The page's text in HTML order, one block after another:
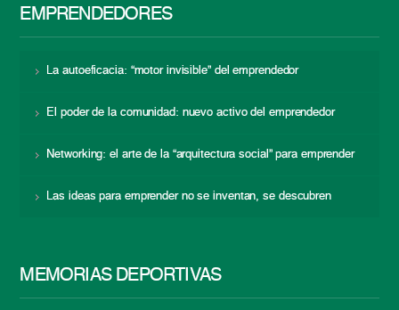
EMPRENDEDORES
La autoeficacia: “motor invisible” del emprendedor
El poder de la comunidad: nuevo activo del emprendedor
Networking: el arte de la “arquitectura social” para emprender
Las ideas para emprender no se inventan, se descubren
MEMORIAS DEPORTIVAS